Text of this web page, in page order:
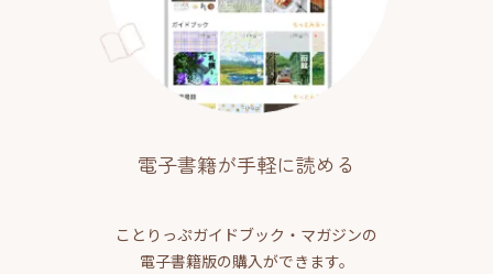
電子書籍が手軽に読める
ことりっぷガイドブック・マガジンの
電子書籍版の購入ができます。